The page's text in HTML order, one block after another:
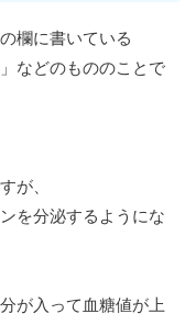
欄に書いている
などのもののことで
が、
を分泌するようにな
が入って血糖値が上